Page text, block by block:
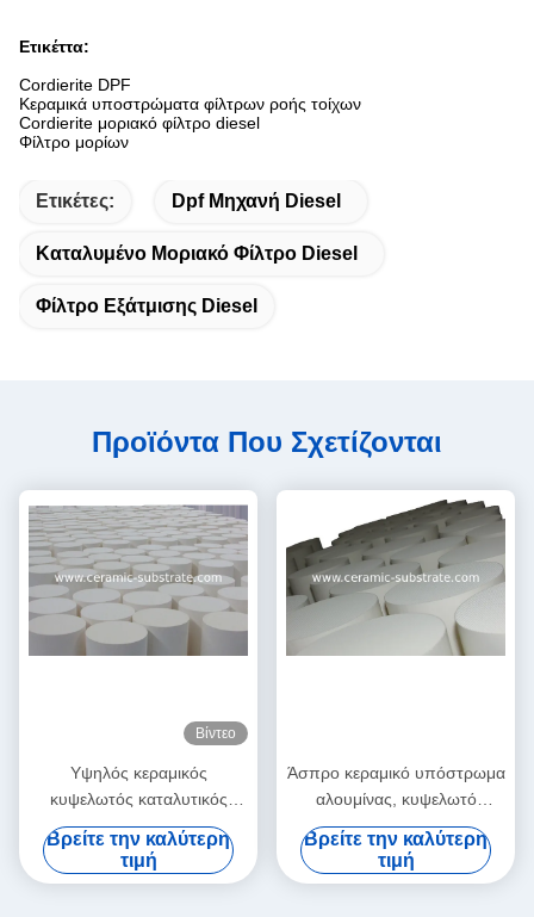
Ετικέττα:
Cordierite DPF
Κεραμικά υποστρώματα φίλτρων ροής τοίχων
Cordierite μοριακό φίλτρο diesel
Φίλτρο μορίων
Ετικέτες: Dpf Μηχανή Diesel
Καταλυμένο Μοριακό Φίλτρο Diesel
Φίλτρο Εξάτμισης Diesel
Προϊόντα Που Σχετίζονται
Βίντεο
Υψηλός κεραμικός
κυψελωτός καταλυτικός
μετατροπέας διάρκειας για το
φίλτρο αιθάλης
Βρείτε την καλύτερη
τιμή
Άσπρο κεραμικό υπόστρωμα
αλουμίνας, κυψελωτό
κεραμικό φίλτρο για το
αυτοκίνητο/μοτοσικλέτα
Βρείτε την καλύτερη
τιμή